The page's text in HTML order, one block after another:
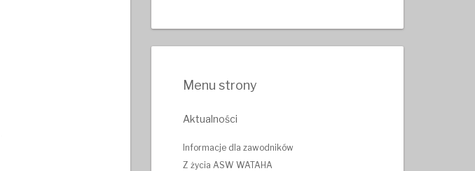
Menu strony
Aktualności
Informacje dla zawodników
Z życia ASW WATAHA